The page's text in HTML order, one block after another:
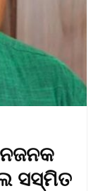
ସସ୍ମିତ